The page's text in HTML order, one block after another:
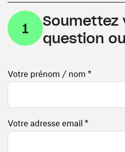
1
Soumettez
question
Votre prénom / nom *
Votre adresse email *